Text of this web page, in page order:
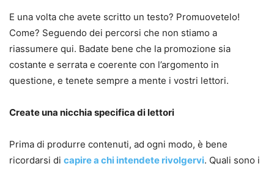
E una volta che avete scritto un testo? Promuovetelo!
Come? Seguendo dei percorsi che non stiamo a
riassumere qui. Badate bene che la promozione sia
costante e serrata e coerente con l’argomento in
questione, e tenete sempre a mente i vostri lettori.
Create una nicchia specifica di lettori
Prima di produrre contenuti, ad ogni modo, è bene
ricordarsi di capire a chi intendete rivolgervi. Quali sono i